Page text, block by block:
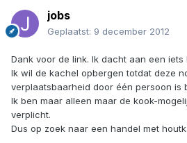
jobs
Geplaatst: 9 december 2012
Dank voor de link. Ik dacht aan een iets
Ik wil de kachel opbergen totdat deze
verplaatsbaarheid door één persoon is
Ik ben maar alleen maar de kook-
verplicht.
Dus op zoek naar een handel met